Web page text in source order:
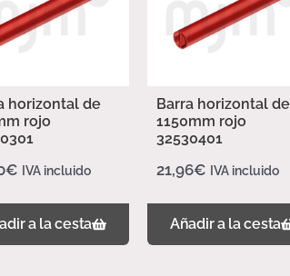
horizontal de
rojo
€ IVA incluido
a la cesta
Barra horizontal de
1150mm rojo
32530401
21,96€ IVA incluido
Añadir a la cesta